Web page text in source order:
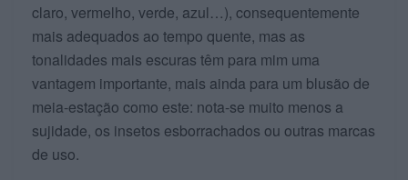
claro, vermelho, verde, azul…), consequentemente
mais adequados ao tempo quente, mas as
tonalidades mais escuras têm para mim uma
vantagem importante, mais ainda para um blusão de
meia-estação como este: nota-se muito menos a
sujidade, os insetos esborrachados ou outras marcas
de uso.